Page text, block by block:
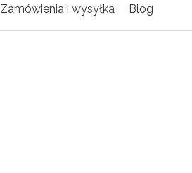
Zamówienia i wysyłka Blog